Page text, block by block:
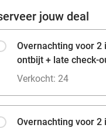
jouw deal
Overnachting voor 2
ontbijt + late check-
Verkocht: 24
Overnachting voor 2